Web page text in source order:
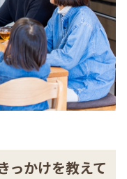
っかけを教えて